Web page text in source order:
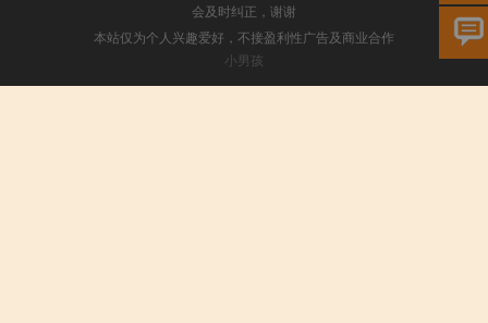
会及时纠正，谢谢
本站仅为个人兴趣爱好，不接盈利性广告及商业合作
小男孩